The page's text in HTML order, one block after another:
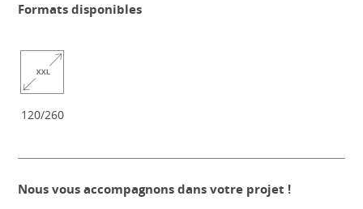
Formats disponibles
120/260
Nous vous accompagnons dans votre projet !